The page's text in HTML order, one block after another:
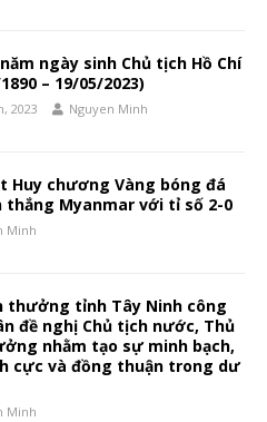
ngày sinh Chủ tịch Hồ Chí
– 19/05/2023)
2023 Nguyen Minh
Huy chương Vàng bóng đá
thắng Myanmar với tỉ số 2-0
Minh
thưởng tỉnh Tây Ninh công
đề nghị Chủ tịch nước, Thủ
nhằm tạo sự minh bạch,
cực và đồng thuận trong dư
Minh